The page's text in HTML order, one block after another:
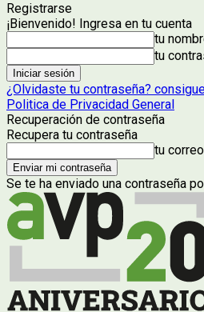
Registrarse
¡Bienvenido! Ingresa en tu cuenta
tu
tu
¿Olvidaste tu contraseña?
Politica de Privacidad General
Recuperación de contraseña
Recupera tu contraseña
tu
Se te ha enviado una contraseña